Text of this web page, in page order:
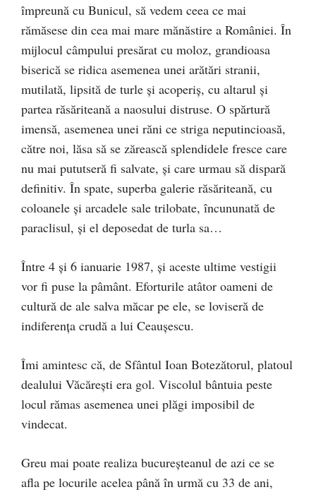
împreună cu Bunicul, să vedem ceea ce mai
rămăsese din cea mai mare mănăstire a României. În
mijlocul câmpului presărat cu moloz, grandioasa
biserică se ridica asemenea unei arătări stranii,
mutilată, lipsită de turle și acoperiș, cu altarul și
partea răsăriteană a naosului distruse. O spărtură
imensă, asemenea unei răni ce striga neputincioasă,
către noi, lăsa să se zărească splendidele fresce care
nu mai pututseră fi salvate, și care urmau să dispară
definitiv. În spate, superba galerie răsăriteană, cu
coloanele și arcadele sale trilobate, încununată de
paraclisul, și el deposedat de turla sa…
Între 4 și 6 ianuarie 1987, și aceste ultime vestigii
vor fi puse la pâmânt. Eforturile atâtor oameni de
cultură de ale salva măcar pe ele, se loviseră de
indiferența crudă a lui Ceaușescu.
Îmi amintesc că, de Sfântul Ioan Botezătorul, platoul
dealului Văcăreşti era gol. Viscolul bântuia peste
locul rămas asemenea unei plăgi imposibil de
vindecat.
Greu mai poate realiza bucureșteanul de azi ce se
afla pe locurile acelea până în urmă cu 33 de ani,